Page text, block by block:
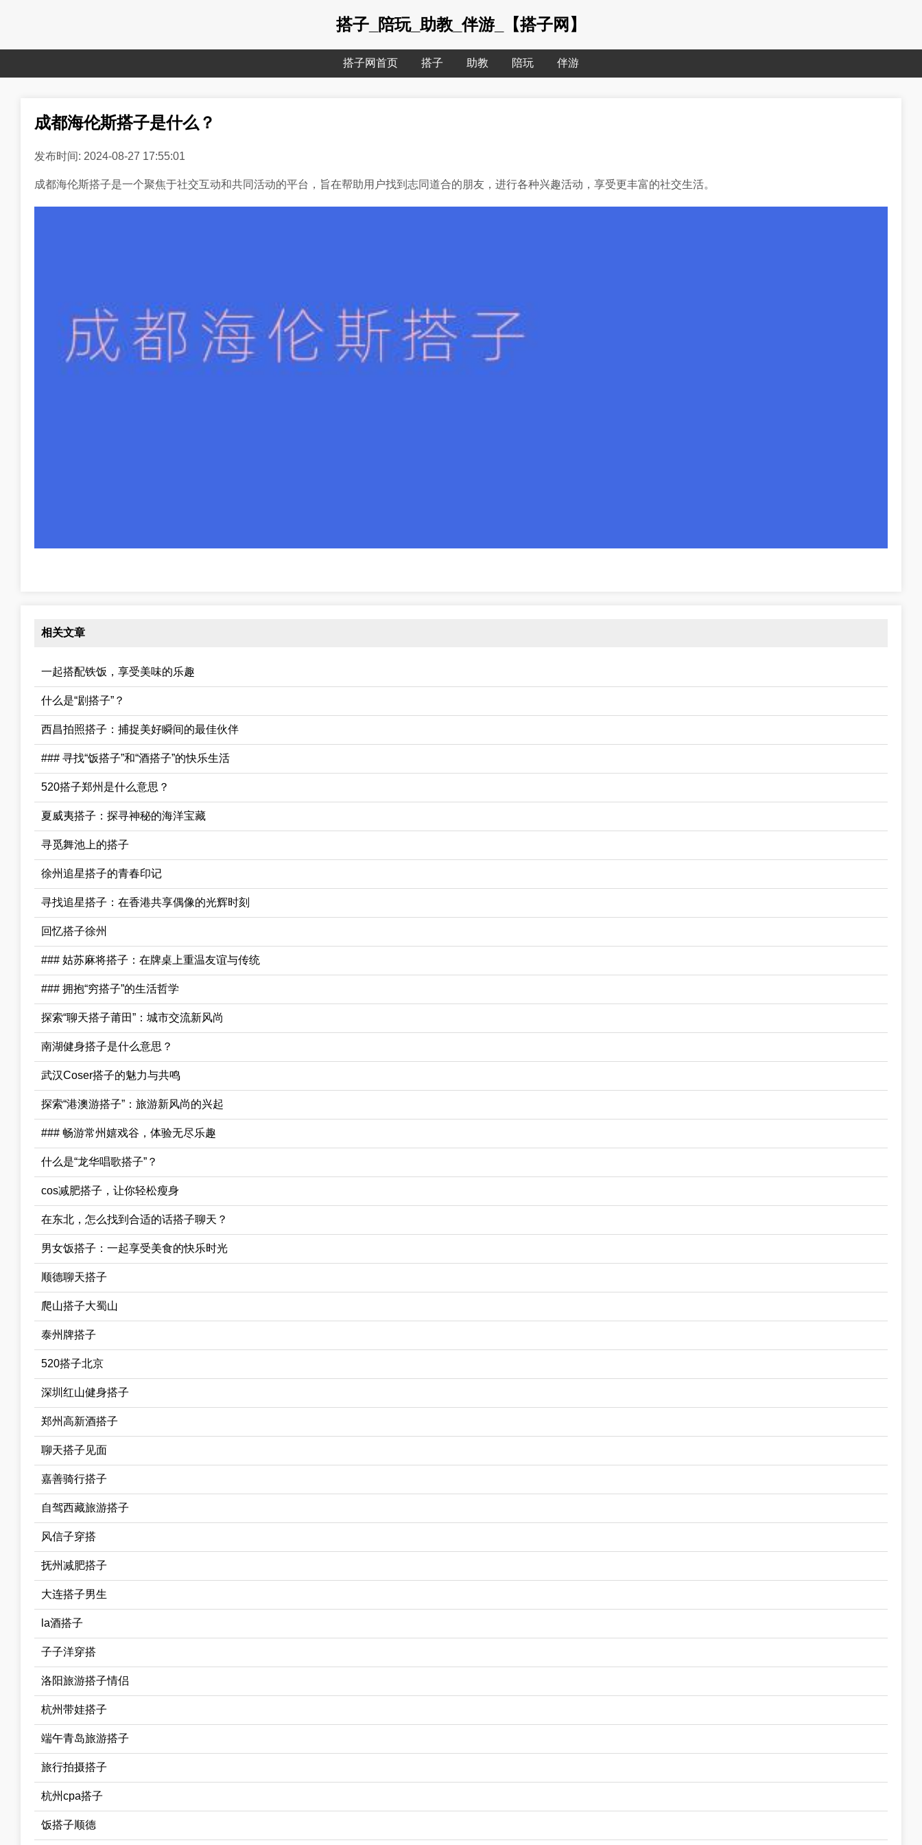
搭子_陪玩_助教_伴游_【搭子网】
搭子网首页 搭子 助教 陪玩 伴游
成都海伦斯搭子是什么？
发布时间: 2024-08-27 17:55:01
成都海伦斯搭子是一个聚焦于社交互动和共同活动的平台，旨在帮助用户找到志同道合的朋友，进行各种兴趣活动，享受更丰富的社交生活。
相关文章
一起搭配铁饭，享受美味的乐趣
什么是“剧搭子”？
西昌拍照搭子：捕捉美好瞬间的最佳伙伴
### 寻找“饭搭子”和“酒搭子”的快乐生活
520搭子郑州是什么意思？
夏威夷搭子：探寻神秘的海洋宝藏
寻觅舞池上的搭子
徐州追星搭子的青春印记
寻找追星搭子：在香港共享偶像的光辉时刻
回忆搭子徐州
### 姑苏麻将搭子：在牌桌上重温友谊与传统
### 拥抱“穷搭子”的生活哲学
探索“聊天搭子莆田”：城市交流新风尚
南湖健身搭子是什么意思？
武汉Coser搭子的魅力与共鸣
探索“港澳游搭子”：旅游新风尚的兴起
### 畅游常州嬉戏谷，体验无尽乐趣
什么是“龙华唱歌搭子”？
cos减肥搭子，让你轻松瘦身
在东北，怎么找到合适的话搭子聊天？
男女饭搭子：一起享受美食的快乐时光
顺德聊天搭子
爬山搭子大蜀山
泰州牌搭子
520搭子北京
深圳红山健身搭子
郑州高新酒搭子
聊天搭子见面
嘉善骑行搭子
自驾西藏旅游搭子
风信子穿搭
抚州减肥搭子
大连搭子男生
la酒搭子
子子洋穿搭
洛阳旅游搭子情侣
杭州带娃搭子
端午青岛旅游搭子
旅行拍摄搭子
杭州cpa搭子
饭搭子顺德